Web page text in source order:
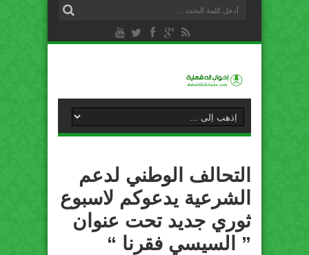
التحالف الوطني لدعم
الشرعية يدعوكم لاسبوع
ثوري جديد تحت عنوان
” السيسي فقرنا “